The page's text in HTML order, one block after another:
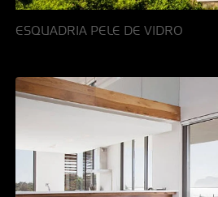
ESQUADRIA PELE DE VIDRO